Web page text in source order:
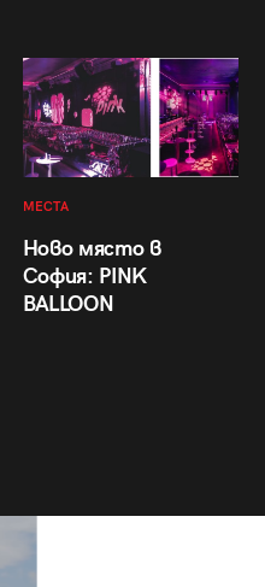
МЕСТА
Ново място в
София: PINK
BALLOON